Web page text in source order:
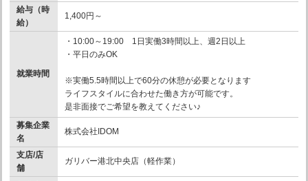
給与（時
給）
1,400円～
就業時間
・10:00～19:00 1日実働3時間以上、週2日以上
・平日のみOK
※実働5.5時間以上で60分の休憩が必要となります
ライフスタイルに合わせた働き方が可能です。
是非面接でご希望を教えてください♪
募集企業
名
株式会社IDOM
支店/店
舗
ガリバー港北中央店（軽作業）